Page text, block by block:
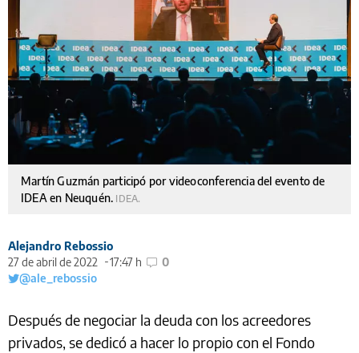
Martín Guzmán participó por videoconferencia del evento de
IDEA en Neuquén. IDEA.
Alejandro Rebossio
27 de abril de 2022
17:47 h
0
@ale_rebossio
Después de negociar la deuda con los acreedores
privados, se dedicó a hacer lo propio con el Fondo